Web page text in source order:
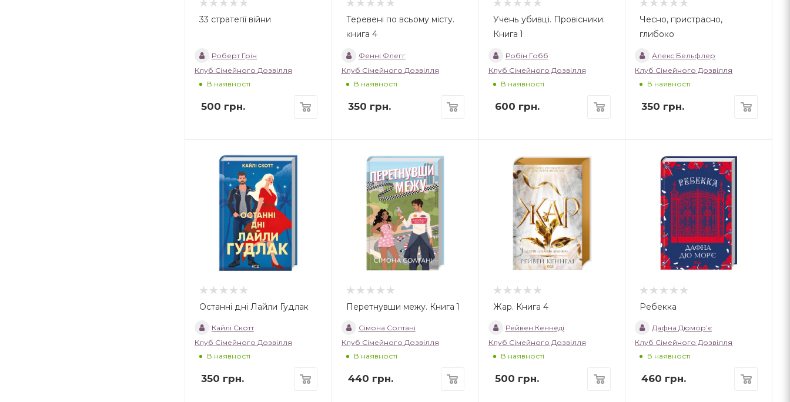
33 стратегії війни
Роберт Грін
Клуб Сімейного Дозвілля
В наявності
500 грн.
Теревені по всьому місту.
книга 4
Фенні Флегг
Клуб Сімейного Дозвілля
В наявності
350 грн.
Учень убивці. Провісники.
Книга 1
Робін Гобб
Клуб Сімейного Дозвілля
В наявності
600 грн.
Чесно, пристрасно,
глибоко
Алекc Бельфлер
Клуб Сімейного Дозвілля
В наявності
350 грн.
Останні дні Лайли Гудлак
Кайлі Скотт
Клуб Сімейного Дозвілля
В наявності
350 грн.
Перетнувши межу. Книга 1
Сімона Солтані
Клуб Сімейного Дозвілля
В наявності
440 грн.
Жар. Книга 4
Рейвен Кеннеді
Клуб Сімейного Дозвілля
В наявності
500 грн.
Ребекка
Дафна Дюмор’є
Клуб Сімейного Дозвілля
В наявності
460 грн.